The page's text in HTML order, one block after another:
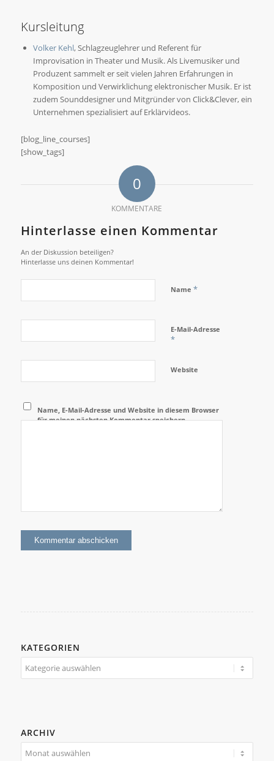
Kursleitung
Volker Kehl, Schlagzeuglehrer und Referent für
Improvisation in Theater und Musik. Als Livemusiker und
Produzent sammelt er seit vielen Jahren Erfahrungen in
Komposition und Verwirklichung elektronischer Musik. Er ist
zudem Sounddesigner und Mitgründer von Click&Clever, ein
Unternehmen spezialisiert auf Erklärvideos.
[blog_line_courses]
[show_tags]
0
KOMMENTARE
Hinterlasse einen Kommentar
An der Diskussion beteiligen?
Hinterlasse uns deinen Kommentar!
Name *
E-Mail-Adresse
*
Website
Name, E-Mail-Adresse und Website in diesem Browser
für meinen nächsten Kommentar speichern.
KATEGORIEN
Kategorien
ARCHIV